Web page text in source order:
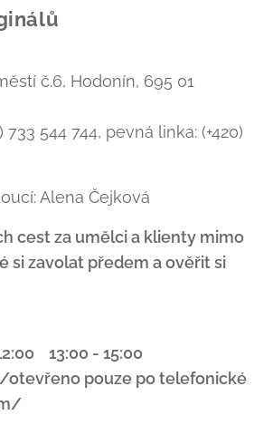
č.6, Hodonín, 695 01
733 544 744, pevná linka: (+420)
Alena Čejková
cest za umělci a klienty mimo
si zavolat předem a ověřit si
13:00 - 15:00
otevřeno pouze po telefonické